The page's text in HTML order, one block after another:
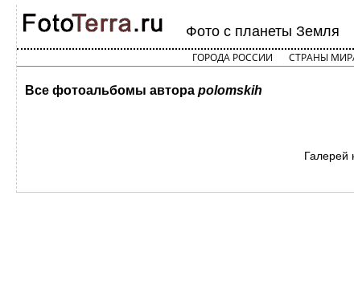
Фото с планеты Земля
ГОРОДА РОССИИ СТРАНЫ
Все фотоальбомы автора polomskih
Галерей